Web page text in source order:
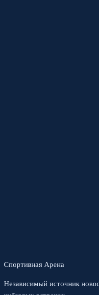
Спортивная Арена
Независимый источник